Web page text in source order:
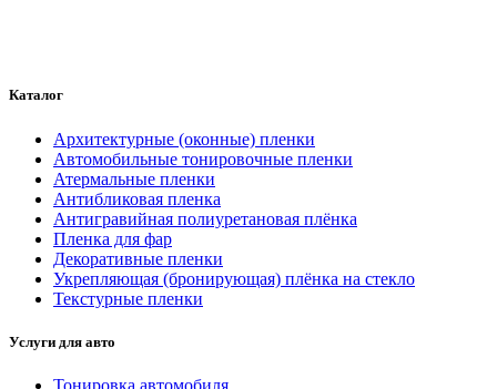
Каталог
Архитектурные (оконные) пленки
Автомобильные тонировочные пленки
Атермальные пленки
Антибликовая пленка
Антигравийная полиуретановая плёнка
Пленка для фар
Декоративные пленки
Укрепляющая (бронирующая) плёнка на стекло
Текстурные пленки
Услуги для авто
Тонировка автомобиля